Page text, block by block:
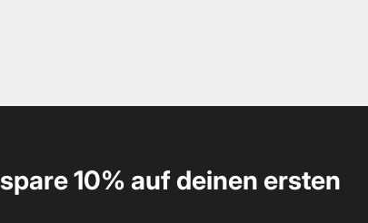
10% auf deinen ersten